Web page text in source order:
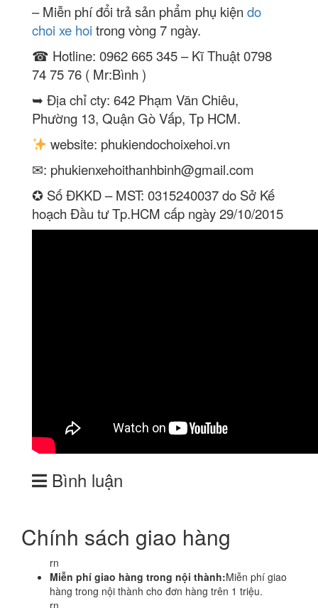
– Miễn phí đổi trả sản phẩm phụ kiện do
choi xe hoi trong vòng 7 ngày.
☎ Hotline: 0962 665 345 – Kĩ Thuật 0798
74 75 76 ( Mr:Bình )
➥ Địa chỉ cty: 642 Phạm Văn Chiêu,
Phường 13, Quận Gò Vấp, Tp HCM.
website: phukiendochoixehoi.vn
✉: phukienxehoithanhbinh@gmail.com
✪ Số ĐKKD – MST: 0315240037 do Sở Kế
hoạch Đầu tư Tp.HCM cấp ngày 29/10/2015
Bình luận
Chính sách giao hàng
rn
Miễn phí giao hàng trong nội thành:Miễn phí giao
hàng trong nội thành cho đơn hàng trên 1 triệu.